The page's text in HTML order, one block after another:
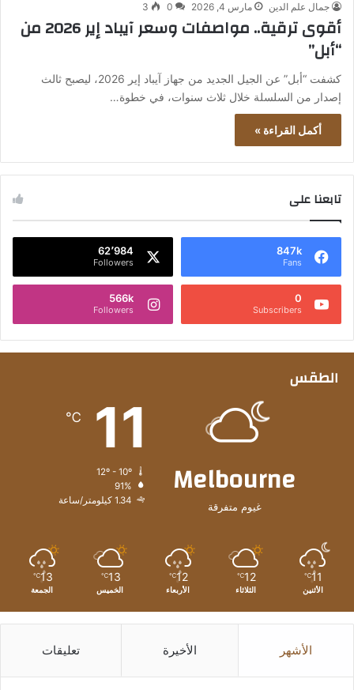
جمال علم الدين مارس 4, 2026 0
3
أقوى ترقية.. مواصفات وسعر آيباد إير 2026 من
“أبل”
كشفت “أبل” عن الجيل الجديد من جهاز آيباد إير 2026، ليصبح ثالث
إصدار من السلسلة خلال ثلاث سنوات، في خطوة…
أكمل القراءة »
تابعنا على
847k
Fans
62٬984
Followers
0
Subscribers
566k
Followers
الطقس
Melbourne
غيوم متفرقة
11
℃
91%
1.34 كيلومتر/ساعة
11
℃
الأثنين
12
℃
الثلاثاء
12
℃
الأربعاء
13
℃
الخميس
13
℃
الجمعة
الأشهر الأخيرة تعليقات